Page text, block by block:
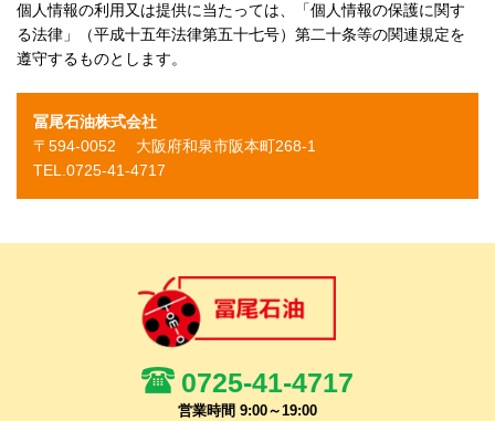
個人情報の利用又は提供に当たっては、「個人情報の保護に関す
る法律」（平成十五年法律第五十七号）第二十条等の関連規定を
遵守するものとします。
冨尾石油株式会社
〒594-0052 大阪府和泉市阪本町268-1
TEL.0725-41-4717
0725-41-4717
営業時間 9:00～19:00